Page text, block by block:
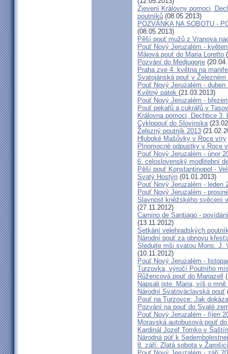
Zjevení Královny pomoci,
poutníků (08.05.2013)
POZVÁNKA NA SOBOTU -
(08.05.2013)
Pěší pouť mužů z Vranova
Pouť Nový Jeruzalém -
Májová pouť do Maria Loretto
Pozvání do Medjugorje
Praha zve 4. května na
Svatojánská pouť v Železném
Pouť Nový Jeruzalém - duben
Květný pátek (21.03.2013)
Pouť Nový Jeruzalém -
Pouť pekařů a cukrářů v
Královna pomoci, Dechtice
Cyklopouť do Slovinska
Železný poutník 2013
Hluboké Mašůvky v Roce víry
Plnomocné odpustky v Roce
Pouť Nový Jeruzalém - únor
6. celoslovenský modlitební
Pěší pouť Konstantinopol -
Svatý Hostýn (01.01.2013)
Pouť Nový Jeruzalém - leden
Pouť Nový Jeruzalém -
Slavnost kněžského svěcení
(27.11.2012)
Camino de Santiago -
(13.11.2012)
Setkání velehradských
Národní pouť za obnovu
Sledujte mši svatou Mons. J.
(10.11.2012)
Pouť Nový Jeruzalém -
Turzovka, výročí Poutního
Růžencová pouť do Mariazell
Napsali jste: Maria, víš o mně
Národní Svatováclavská pouť
Pouť na Turzovce: Jak
Pozvání na pouť do Svaté
Pouť Nový Jeruzalém - říjen
Moravská autobusová pouť
Kardinál Jozef Tomko v
Národná púť k
8. září: Zlatá sobota v